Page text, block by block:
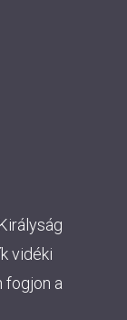
vidéki
fogjon a